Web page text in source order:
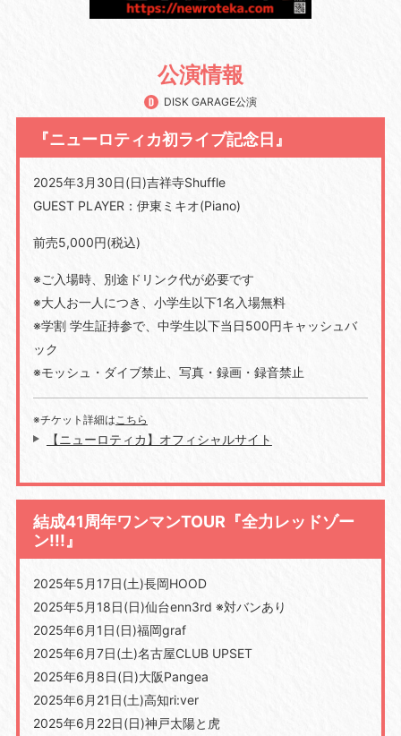
公演情報
DISK GARAGE公演
『ニューロティカ初ライブ記念日』
2025年3月30日(日)吉祥寺Shuffle
GUEST PLAYER：伊東ミキオ(Piano)
前売5,000円(税込)
※ご入場時、別途ドリンク代が必要です
※大人お一人につき、小学生以下1名入場無料
※学割 学生証持参で、中学生以下当日500円キャッシュバ
ック
※モッシュ・ダイブ禁止、写真・録画・録音禁止
※チケット詳細は こちら
【ニューロティカ】オフィシャルサイト
結成41周年ワンマンTOUR『全力レッドゾー
ン!!!』
2025年5月17日(土)長岡HOOD
2025年5月18日(日)仙台enn3rd ※対バンあり
2025年6月1日(日)福岡graf
2025年6月7日(土)名古屋CLUB UPSET
2025年6月8日(日)大阪Pangea
2025年6月21日(土)高知ri:ver
2025年6月22日(日)神戸太陽と虎